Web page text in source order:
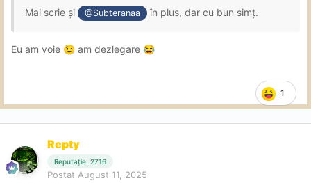
Mai scrie și @Subteranaa în plus, dar cu bun simț.
Eu am voie 😉 am dezlegare 😂
1
Repty
Reputație: 2716
Postat August 11, 2025